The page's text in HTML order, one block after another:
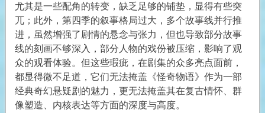
尤其是一些配角的转变，缺乏足够的铺垫，显得有些突
兀；此外，第四季的叙事格局过大，多个故事线并行推
进，虽然增强了剧情的悬念与张力，但也导致部分故事
线的刻画不够深入，部分人物的戏份被压缩，影响了观
众的观看体验。但这些瑕疵，在剧集的众多亮点面前，
都显得微不足道，它们无法掩盖《怪奇物语》作为一部
经典奇幻悬疑剧的魅力，更无法掩盖其在复古情怀、群
像塑造、内核表达等方面的深度与高度。